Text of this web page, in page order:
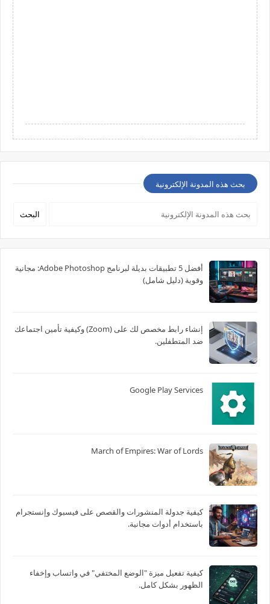
بحث هذه المدونة الإلكترونية
أفضل 5 تطبيقات بديلة لبرنامج Adobe Photoshop: مجانية
وقوية (دليل شامل)
إنشاء رابط مخصص لك على (Zoom) وكيفية تأمين اجتماعك
ضد المتطفلين.
Google Play Services
March of Empires: War of Lords
كيفية جدولة المنشورات والقصص على فيسبوك وإنستجرام
باستخدام أدوات مجانية.
كيفية تفعيل ميزة "الوضع المختفي" في واتساب وإخفاء
الظهور بشكل كامل.